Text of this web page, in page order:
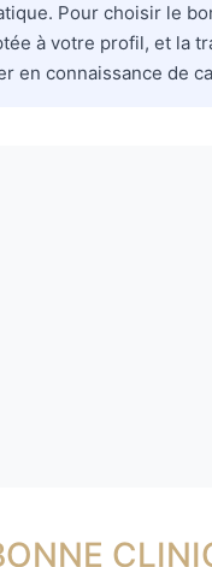
Pour choisir le
à votre profil, et la
en connaissance de